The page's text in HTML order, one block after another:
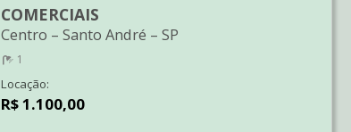
COMERCIAIS
Centro –Santo André –SP
1
Locação:
R$ 1.100,00